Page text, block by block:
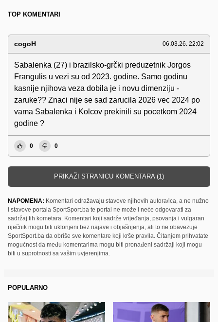
TOP KOMENTARI
cogoH 06.03.26. 22:02
Sabalenka (27) i brazilsko-grčki preduzetnik Jorgos
Frangulis u vezi su od 2023. godine. Samo godinu
kasnije njihova veza dobila je i novu dimenziju -
zaruke?? Znaci nije se sad zarucila 2026 vec 2024 po
vama Sabalenka i Kolcov prekinili su pocetkom 2024
godine ?
0 0
PRIKAŽI STRANICU KOMENTARA (1)
NAPOMENA: Komentari odražavaju stavove njihovih autora/ica, a ne nužno
i stavove portala SportSport.ba te portal ne može i neće odgovarati za
sadržaj tih kometara. Komentari koji sadrže vrijeđanja, psovanja i vulgaran
riječnik mogu biti uklonjeni bez najave i objašnjenja, ali to ne obavezuje
SportSport.ba da obriše sve komentare koji krše pravila. Čitanjem prihvatate
mogućnost da među komentarima mogu biti pronađeni sadržaji koji mogu
biti u suprotnosti sa vašim uvjerenjima.
POPULARNO